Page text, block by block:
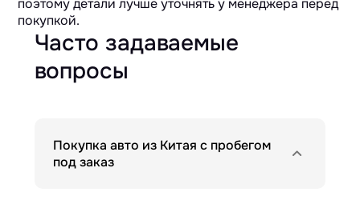
поэтому детали лучше уточнять у менеджера перед
покупкой.
Часто задаваемые
вопросы
Покупка авто из Китая с пробегом
под заказ